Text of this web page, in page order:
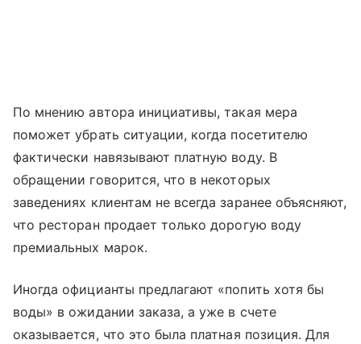
По мнению автора инициативы, такая мера
поможет убрать ситуации, когда посетителю
фактически навязывают платную воду. В
обращении говорится, что в некоторых
заведениях клиентам не всегда заранее объясняют,
что ресторан продает только дорогую воду
премиальных марок.
Иногда официанты предлагают «попить хотя бы
воды» в ожидании заказа, а уже в счете
оказывается, что это была платная позиция. Для